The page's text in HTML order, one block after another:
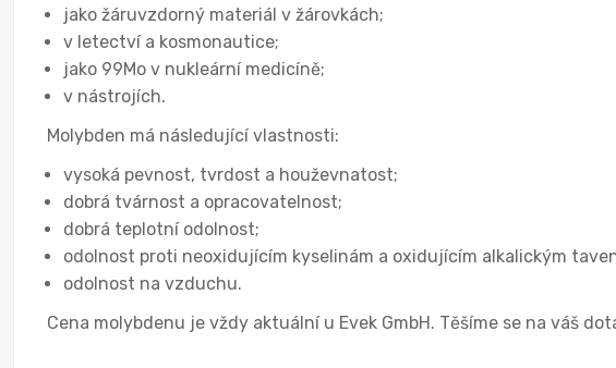
jako žáruvzdorný materiál v žárovkách;
v letectví a kosmonautice;
jako 99Mo v nukleární medicíně;
v nástrojích.
Molybden má následující vlastnosti:
vysoká pevnost, tvrdost a houževnatost;
dobrá tvárnost a opracovatelnost;
dobrá teplotní odolnost;
odolnost proti neoxidujícím kyselinám a oxidujícím alkalickým
odolnost na vzduchu.
Cena molybdenu je vždy aktuální u Evek GmbH. Těšíme se na váš